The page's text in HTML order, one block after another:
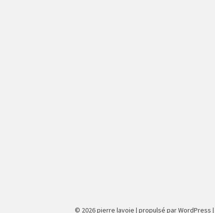
© 2026pierre lavoie | propulsé par WordPress |